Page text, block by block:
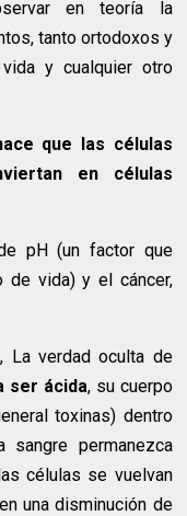
en teoría la
tanto ortodoxos y
y cualquier otro
que las células
en células
pH (un factor que
de vida) y el cáncer,
La verdad oculta de
ser ácida, su cuerpo
toxinas) dentro
permanezca
células se vuelvan
una disminución de